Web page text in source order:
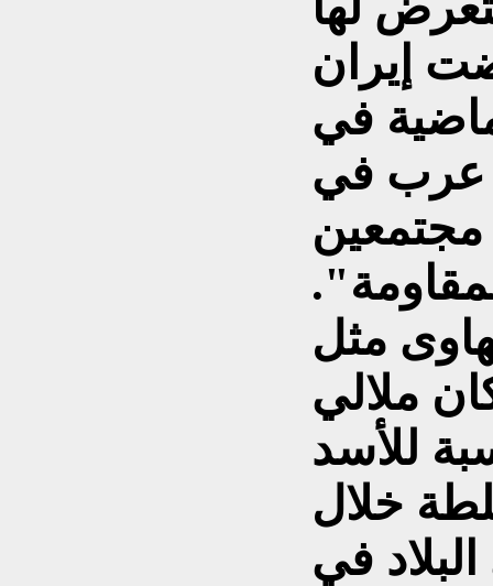
إيران
في
عرب في
مجتمعين
مثل
ملالي
للأسد
خلال
في